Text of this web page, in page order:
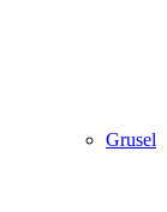
Grusel